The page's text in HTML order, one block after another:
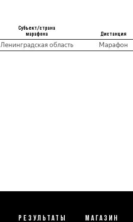
Субъект/страна
марафона
Дистанция
Ленинградская область Марафон
РЕЗУЛЬТАТЫ МАГАЗИН